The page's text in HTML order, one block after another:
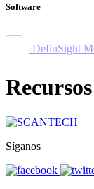
Software
DefinSight
Síganos